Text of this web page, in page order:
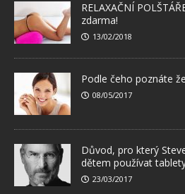
RELAXAČNÍ
zdarma!
13/02/2018
Podle čeho poznáte
08/05/2017
Důvod, pro který
dětem používat
23/03/2017